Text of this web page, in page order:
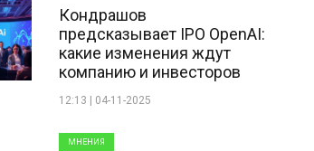
Кондрашов
предсказывает IPO OpenAI:
какие изменения ждут
компанию и инвесторов
12:13 | 04-11-2025
МНЕНИЯ